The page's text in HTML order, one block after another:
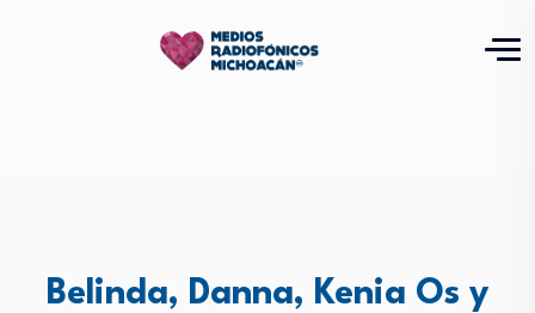
Belinda, Danna, Kenia Os y